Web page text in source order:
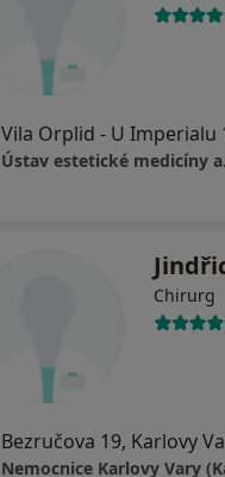
Vila Orplid - U Imperialu
Ústav estetické medicíny
Chirurg
Bezručova 19, Karlovy